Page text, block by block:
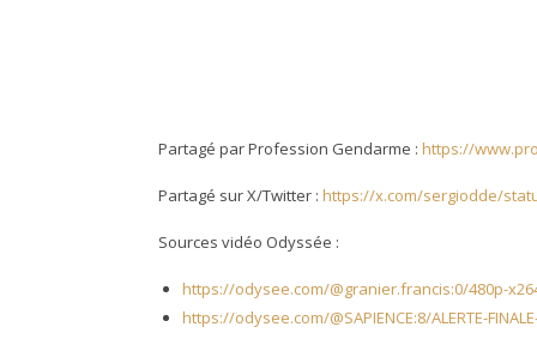
Partagé par Profession Gendarme : https://
Partagé sur X/Twitter : https://x.com/sergiodde/
Sources vidéo Odyssée :
https://odysee.com/@granier.francis:0/480p-
https://odysee.com/@SAPIENCE:8/ALERTE-